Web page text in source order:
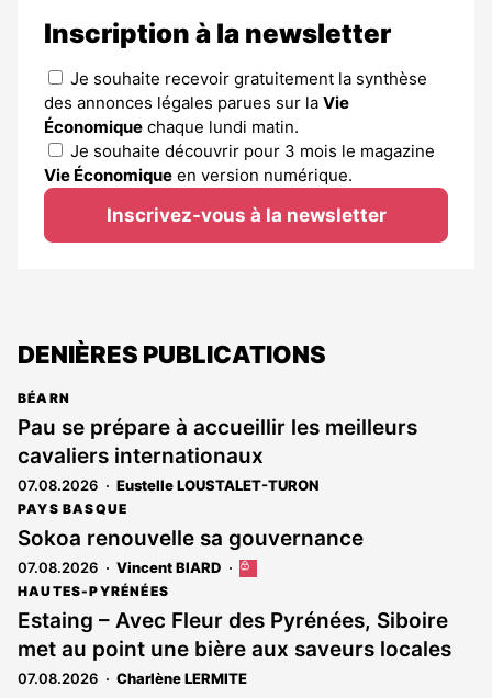
Inscription à la newsletter
Je souhaite recevoir gratuitement la synthèse
des annonces légales parues sur la Vie
Économique chaque lundi matin.
Je souhaite découvrir pour 3 mois le magazine
Vie Économique en version numérique.
Inscrivez-vous à la newsletter
DENIÈRES PUBLICATIONS
BÉARN
Pau se prépare à accueillir les meilleurs
cavaliers internationaux
07.08.2026 Eustelle LOUSTALET-TURON
PAYS BASQUE
Sokoa renouvelle sa gouvernance
07.08.2026 Vincent BIARD
Cet
est
réservé
aux
abonnés
HAUTES-PYRÉNÉES
Estaing – Avec Fleur des Pyrénées, Siboire
met au point une bière aux saveurs locales
07.08.2026 Charlène LERMITE